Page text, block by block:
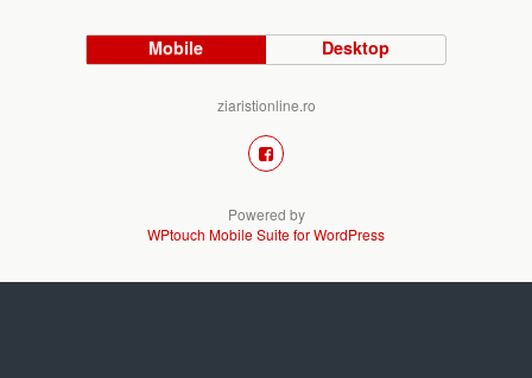
Mobile Desktop
ziaristionline.ro
Powered by
WPtouch Mobile Suite for WordPress